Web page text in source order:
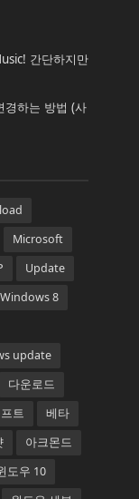
간단하지만
하는 방법 (사
Microsoft
Update
Windows 8
update
다운로드
트
베타
아크몬드
도우 10